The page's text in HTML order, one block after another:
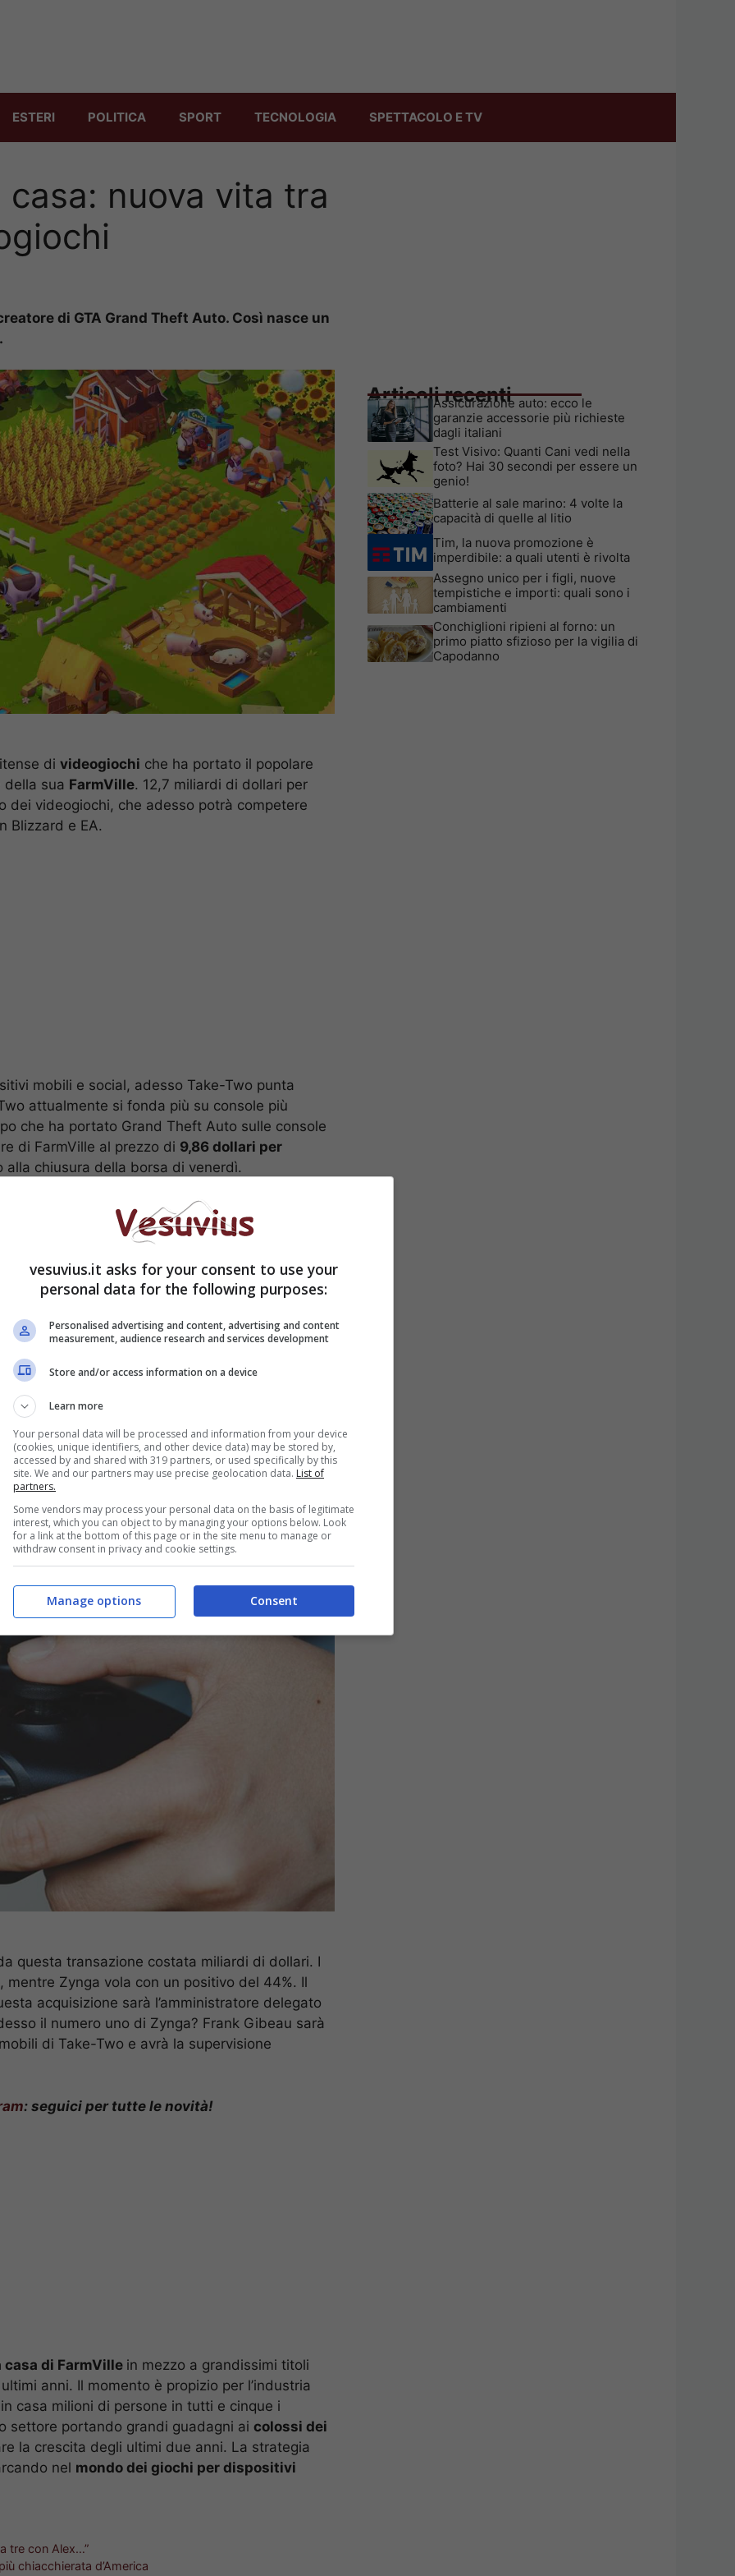
ESTERI POLITICA SPORT TECNOLOGIA SPETTACOLO E TV
nuova vita tra
di GTA Grand Theft Auto. Così nasce un
di videogiochi che ha portato il popolare
della sua FarmVille. 12,7 miliardi di dollari per
dei videogiochi, che adesso potrà competere
Blizzard e EA.
mobili e social, adesso Take-Two punta
attualmente si fonda più su console più
che ha portato Grand Theft Auto sulle console
di FarmVille al prezzo di 9,86 dollari per
chiusura della borsa di venerdì.
leggere i messaggi eliminati: ecco come
colossi dei videogiochi
questa transazione costata miliardi di dollari. I
Zynga vola con un positivo del 44%. Il
acquisizione sarà l’amministratore delegato
il numero uno di Zynga? Frank Gibeau sarà
di Take-Two e avrà la supervisione
: seguici per tutte le novità!
casa di FarmVille in mezzo a grandissimi titoli
anni. Il momento è propizio per l’industria
casa milioni di persone in tutti e cinque i
settore portando grandi guadagni ai colossi dei
la crescita degli ultimi due anni. La strategia
nel mondo dei giochi per dispositivi
tre con Alex…”
chiacchierata d’America
Articoli recenti
Assicurazione auto: ecco le
garanzie accessorie più richieste
dagli italiani
Test Visivo: Quanti Cani vedi nella
foto? Hai 30 secondi per essere un
genio!
Batterie al sale marino: 4 volte la
capacità di quelle al litio
Tim, la nuova promozione è
imperdibile: a quali utenti è rivolta
Assegno unico per i figli, nuove
tempistiche e importi: quali sono i
cambiamenti
Conchiglioni ripieni al forno: un
primo piatto sfizioso per la vigilia di
Capodanno
vesuvius.it asks for your consent to use your
personal data for the following purposes:
Personalised advertising and content, advertising and content
measurement, audience research and services development
Store and/or access information on a device
Learn more
Your personal data will be processed and information from your device
(cookies, unique identifiers, and other device data) may be stored by,
accessed by and shared with 319 partners, or used specifically by this
site. We and our partners may use precise geolocation data. List of
partners.
Some vendors may process your personal data on the basis of legitimate
interest, which you can object to by managing your options below. Look
for a link at the bottom of this page or in the site menu to manage or
withdraw consent in privacy and cookie settings.
Consent
Manage options